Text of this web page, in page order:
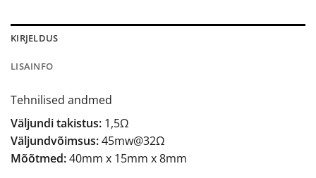
KIRJELDUS
LISAINFO
Tehnilised andmed
Väljundi takistus: 1,5Ω
Väljundvõimsus:45mw@32Ω
Mõõtmed:40mm x 15mm x 8mm